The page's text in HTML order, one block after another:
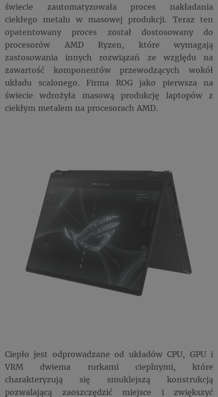
świecie zautomatyzowała proces nakładania
ciekłego metalu w masowej produkcji. Teraz ten
opatentowany proces został dostosowany do
procesorów AMD Ryzen, które wymagają
zastosowania innych rozwiązań ze względu na
zawartość komponentów przewodzących wokół
układu scalonego. Firma ROG jako pierwsza na
świecie wdrożyła masową produkcję laptopów z
ciekłym metalem na procesorach AMD.
Ciepło jest odprowadzane od układów CPU, GPU i
VRM dwiema rurkami cieplnymi, które
charakteryzują się smuklejszą konstrukcją
pozwalającą zaoszczędzić miejsce i zwiększyć